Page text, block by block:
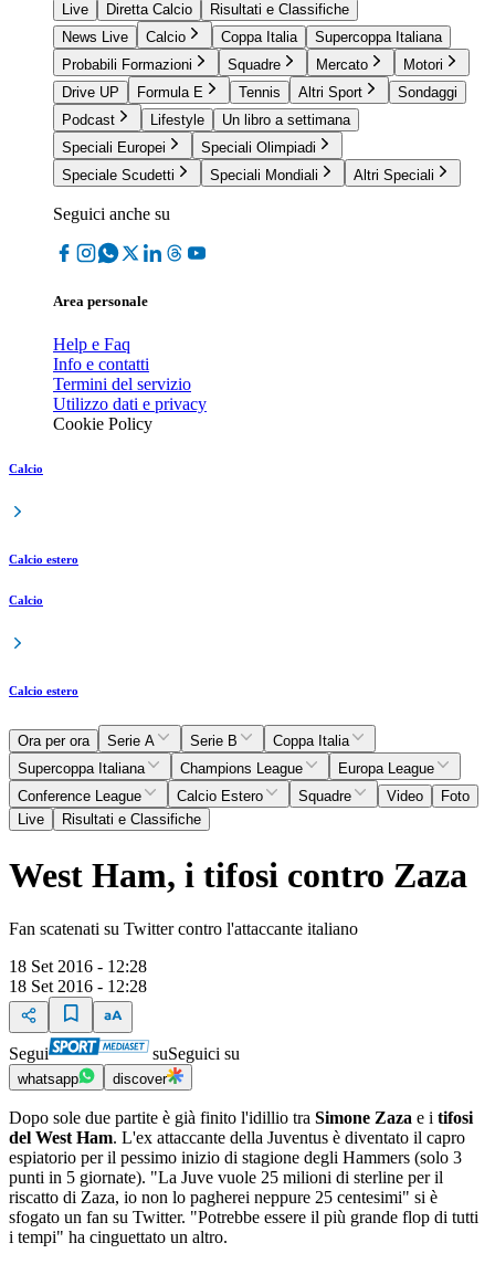
Live
Diretta Calcio
Risultati e Classifiche
News Live
Calcio Coppa Italia
Supercoppa Italiana
Probabili Formazioni
Squadre Mercato
Motori
Drive UP
Formula E Tennis Altri Sport
Sondaggi
Podcast
Lifestyle
Un libro a settimana
Speciali Europei
Speciali Olimpiadi
Speciale Scudetti
Speciali Mondiali Altri Speciali
Seguici anche su
Area personale
Help e Faq
Info e contatti
Termini del servizio
Utilizzo dati e privacy
Cookie Policy
Calcio
Calcio estero
Calcio
Calcio estero
Ora per ora Serie A Serie B
Coppa Italia
Supercoppa Italiana
Champions League
Europa League
Conference League
Calcio Estero Squadre Video
Foto
Live
Risultati e Classifiche
West Ham, i tifosi contro Zaza
Fan scatenati su Twitter contro l'attaccante italiano
18 Set 2016 - 12:28
18 Set 2016 - 12:28
Segui suSeguici su
whatsapp discover
Dopo sole due partite è già finito l'idillio tra Simone Zaza e i tifosi
del West Ham. L'ex attaccante della Juventus è diventato il capro
espiatorio per il pessimo inizio di stagione degli Hammers (solo 3
punti in 5 giornate). "La Juve vuole 25 milioni di sterline per il
riscatto di Zaza, io non lo pagherei neppure 25 centesimi" si è
sfogato un fan su Twitter. "Potrebbe essere il più grande flop di tutti
i tempi" ha cinguettato un altro.